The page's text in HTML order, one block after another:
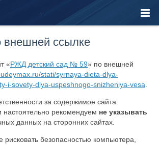
внешней ссылке
«РЖД детский сад № 59» по внешней
stati/syrnaya-dieta-dlya-
i-sovety-dlya-uspeshnogo-snizheniya-vesa
за содержимое сайта
настоятельно рекомендуем не указывать
данных на сторонних сайтах.
рисковать безопасностью компьютера,